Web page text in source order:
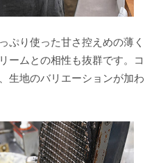
ぷり使った甘さ控えめの薄く
ームとの相性も抜群です。コ
生地のバリエーションが加わ